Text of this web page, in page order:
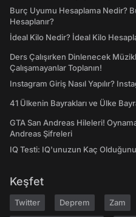
Burç Uyumu Hesaplama Nedir?
Hesaplanır?
İdeal Kilo Nedir? İdeal Kilo
Ders Çalışırken Dinlenecek
Çalışamayanlar Toplanın!
Instagram Giriş Nasıl Yapılır?
41 Ülkenin Bayrakları ve Ülke
GTA San Andreas Hileleri!
Andreas Şifreleri
IQ Testi: IQ'unuzun Kaç
Keşfet
Twitter Deprem Zam